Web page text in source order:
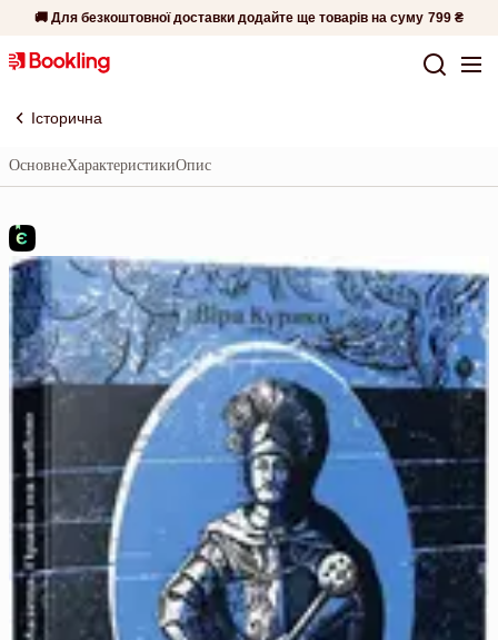
🚚 Для безкоштовної доставки додайте ще товарів на суму 799 ₴
Історична
ОсновнеХарактеристикиОпис